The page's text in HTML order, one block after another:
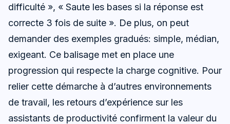
difficulté », « Saute les bases si la réponse est
correcte 3 fois de suite ». De plus, on peut
demander des exemples gradués: simple, médian,
exigeant. Ce balisage met en place une
progression qui respecte la charge cognitive. Pour
relier cette démarche à d’autres environnements
de travail, les retours d’expérience sur les
assistants de productivité confirment la valeur du